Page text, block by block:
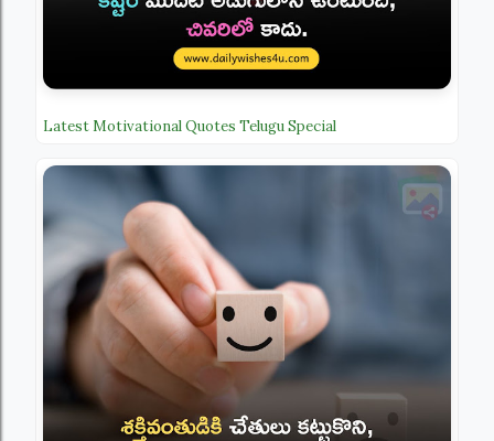
Latest Motivational Quotes Telugu Special